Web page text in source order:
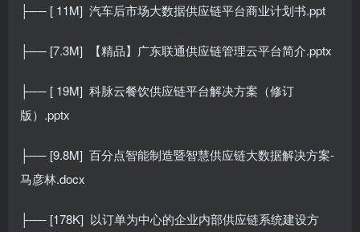
├── [ 11M] 汽车后市场大数据供应链平台商业计划书.ppt
├── [7.3M] 【精品】广东联通供应链管理云平台简介.pptx
├── [ 19M] 科脉云餐饮供应链平台解决方案（修订
版）.pptx
├── [9.8M] 百分点智能制造暨智慧供应链大数据解决方案-
马彦林.docx
├── [178K] 以订单为中心的企业内部供应链系统建设方